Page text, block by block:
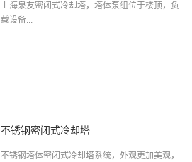
上海泉友密闭式冷却塔，塔体泵组位于楼顶，负
载设备...
不锈钢密闭式冷却塔
不锈钢塔体密闭式冷却塔系统，外观更加美观，